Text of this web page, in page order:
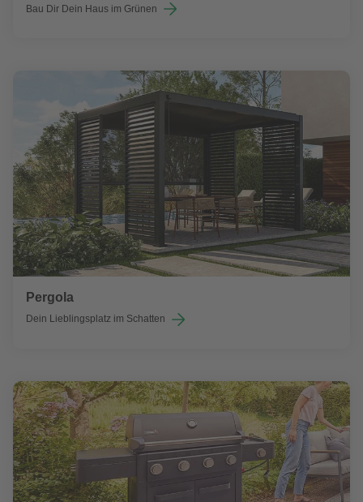
Bau Dir Dein Haus im Grünen
Pergola
Dein Lieblingsplatz im Schatten